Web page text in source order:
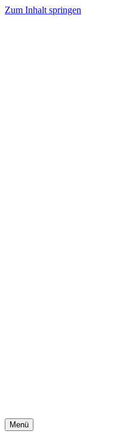
Zum Inhalt springen
Menü